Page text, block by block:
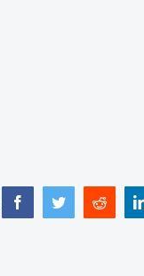
FacebookTwitterReddit